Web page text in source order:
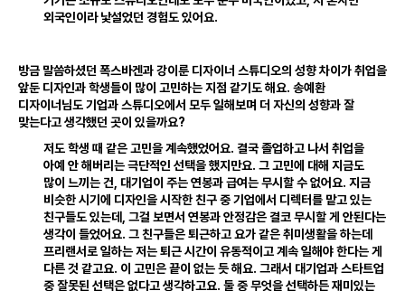
외국인이라 낯설었던 경험도 있어요.
방금 말씀하셨던 폭스바겐과 강이룬 디자이너 스튜디오의 성향 차이가 취업을
앞둔 디자인과 학생들이 많이 고민하는 지점 같기도 해요. 송예환
디자이너님도 기업과 스튜디오에서 모두 일해보며 더 자신의 성향과 잘
맞는다고 생각했던 곳이 있을까요?
저도 학생 때 같은 고민을 계속했었어요. 결국 졸업하고 나서 취업을
아예 안 해버리는 극단적인 선택을 했지만요. 그 고민에 대해 지금도
많이 느끼는 건 대기업이 주는 연봉과 급여는 무시할 수 없어요. 지금
비슷한 시기에 디자인을 시작한 친구 중 기업에서 디렉터를 맡고 있는
친구들도 있는데
그걸 보면서 연봉과 안정감은 결코 무시할 게 안된다는
생각이 들었어요. 그 친구들은 퇴근하고 요가 같은 취미생활을 하는데
프리랜서로 일하는 저는 퇴근 시간이 유동적이고 계속 일해야 한다는 게
다른 것 같고요. 이 고민은 끝이 없는 듯 해요. 그래서 대기업과 스타트업
중 잘못된 선택은 없다고 생각하고요. 둘 중 무엇을 선택하든 재미있는